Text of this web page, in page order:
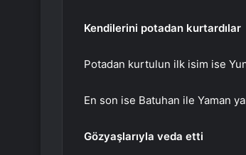
Kendilerini potadan kurtardılar
Potadan kurtulun ilk isim ise
En son ise Batuhan ile Yaman
Gözyaşlarıyla veda etti